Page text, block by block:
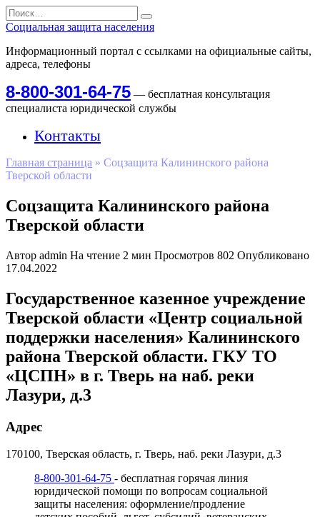
Перейти
к
содержанию
Search
for:
Социальная защита населения
Информационный портал с ссылками на официальные сайты,
адреса, телефоны
8-800-301-64-75 — бесплатная консультация
специалиста юридической службы
Контакты
Главная страница » Соцзащита Калининского района
Тверской области
Соцзащита Калининского района
Тверской области
Автор admin На чтение 2 мин Просмотров 802 Опубликовано
17.04.2022
Государственное казенное учреждение
Тверской области «Центр социальной
поддержки населения» Калининского
района Тверской области. ГКУ ТО
«ЦСПН» в г. Тверь на наб. реки
Лазури, д.3
Адрес
170100, Тверская область, г. Тверь, наб. реки Лазури, д.3
8-800-301-64-75 - бесплатная горячая линия
юридической помощи по вопросам социальной
защиты населения: оформление/продление